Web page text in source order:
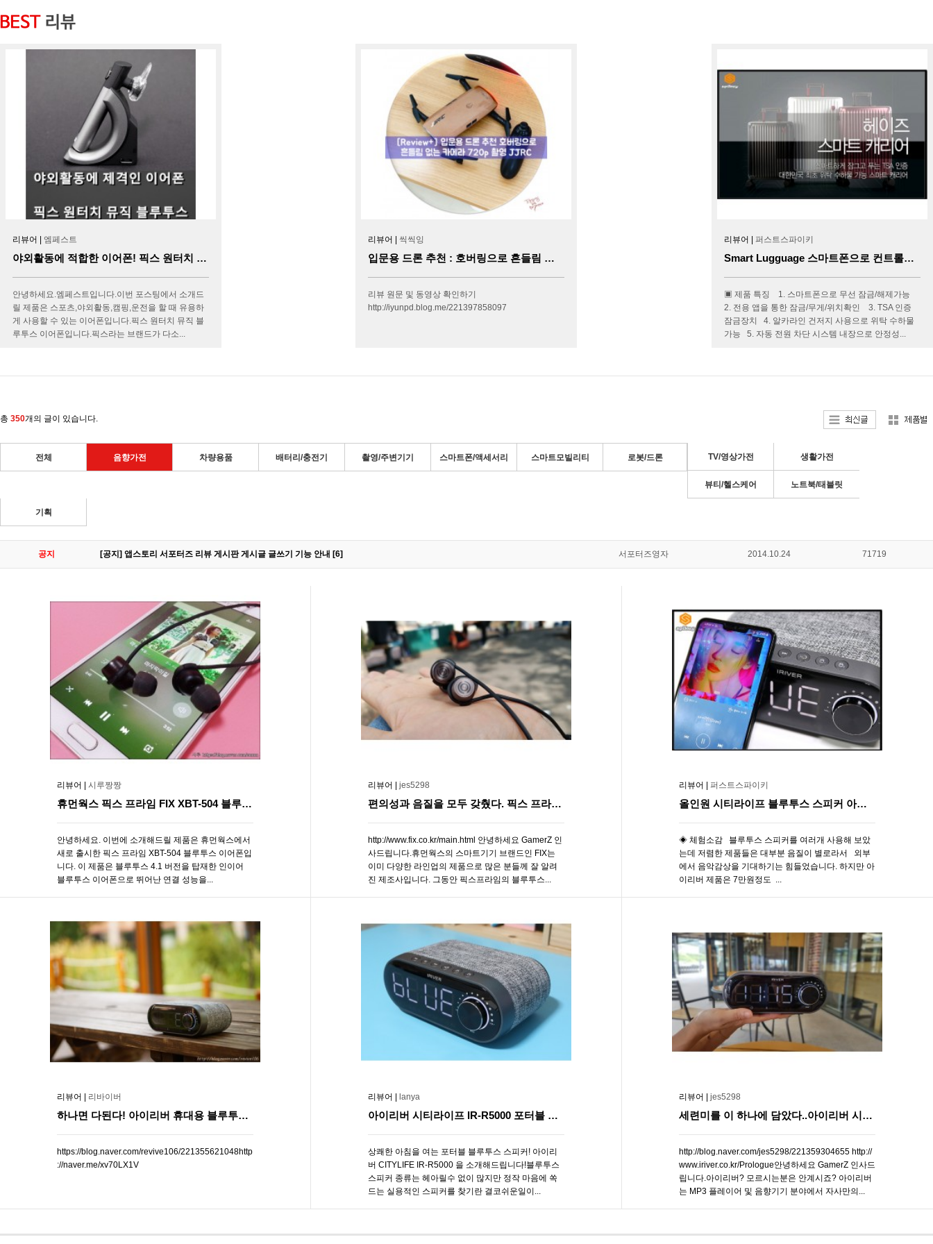
리뷰어 | 엠페스트
야외활동에 적합한 이어폰! 픽스 원터치 뮤직 블루투스 이어폰
안녕하세요.엠페스트입니다.이번 포스팅에서 소개드
릴 제품은 스포츠,야외활동,캠핑,운전을 할 때 유용하
게 사용할 수 있는 이어폰입니다.픽스 원터치 뮤직 블
루투스 이어폰입니다.픽스라는 브랜드가 다소...
리뷰어 | 씩씩잉
입문용 드론 추천 : 호버링으로 흔들림 없는 카메라 720p 촬영 JJRC
리뷰 원문 및 동영상 확인하기
http://iyunpd.blog.me/221397858097
리뷰어 | 퍼스트스파이키
Smart Lugguage 스마트폰으로 컨트롤하는 헤이즈 캐리어 스마트 러기지
▣ 제품 특징 1. 스마트폰으로 무선 잠금/해제가능
2. 전용 앱을 통한 잠금/무게/위치확인 3. TSA 인증
잠금장치 4. 알카라인 건저지 사용으로 위탁 수하물
가능 5. 자동 전원 차단 시스템 내장으로 안정성...
총 350개의 글이 있습니다.
전체 음향가전 차량용품 배터리/충전기 촬영/주변기기 스마트폰/액세서리 스마트모빌리티 로봇/드론 TV/영상가전 생활가전
뷰티/헬스케어 노트북/태블릿
기획
공지 [공지] 앱스토리 서포터즈 리뷰 게시판 게시글 글쓰기 기능 안내 [6] 서포터즈영자 2014.10.24 71719
리뷰어 | 시루짱짱
휴먼웍스 픽스 프라임 FIX XBT-504 블루투스 이어폰 시즌3
안녕하세요. 이번에 소개해드릴 제품은 휴먼웍스에서
새로 출시한 픽스 프라임 XBT-504 블루투스 이어폰입
니다. 이 제품은 블루투스 4.1 버전을 탑재한 인이어
블루투스 이어폰으로 뛰어난 연결 성능을...
리뷰어 | jes5298
편의성과 음질을 모두 갖췄다. 픽스 프라임 FIX XBT-504 블루투..
http://www.fix.co.kr/main.html 안녕하세요 GamerZ 인
사드립니다.휴먼웍스의 스마트기기 브랜드인 FIX는
이미 다양한 라인업의 제품으로 많은 분들께 잘 알려
진 제조사입니다. 그동안 픽스프라임의 블루투스...
리뷰어 |퍼스트스파이키
올인원 시티라이프 블루투스 스피커 아이리버 City Life IR-R500.. [2]
◈ 체험소감 블루투스 스피커를 여러개 사용해 보았
는데 저렴한 제품들은 대부분 음질이 별로라서 외부
에서 음악감상을 기대하기는 힘들었습니다. 하지만 아
이리버 제품은 7만원정도 ...
리뷰어 | 리바이버
하나면 다된다! 아이리버 휴대용 블루투스 스피커 시티라이프 R5..
https://blog.naver.com/revive106/221355621048http
://naver.me/xv70LX1V
리뷰어 | lanya
아이리버 시티라이프 IR-R5000 포터블 블루투스 스피커
상쾌한 아침을 여는 포터블 블루투스 스피커! 아이리
버 CITYLIFE IR-R5000 을 소개해드립니다!블루투스
스피커 종류는 헤아릴수 없이 많지만 정작 마음에 쏙
드는 실용적인 스피커를 찾기란 결코쉬운일이...
리뷰어 |jes5298
세련미를 이 하나에 담았다..아이리버 시티라이프 R5000
http://blog.naver.com/jes5298/221359304655 http://
www.iriver.co.kr/Prologue안녕하세요 GamerZ 인사드
립니다.아이리버? 모르시는분은 안계시죠? 아이리버
는 MP3 플레이어 및 음향기기 분야에서 자사만의...